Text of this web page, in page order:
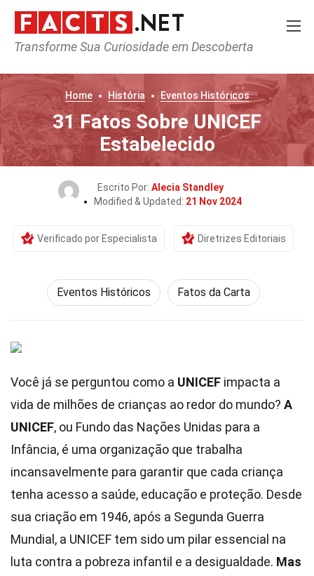
Transforme Sua Curiosidade em Descoberta
Home História Eventos Históricos
31 Fatos Sobre UNICEF
Estabelecido
Escrito Por: Alecia Standley
Modified & Updated: 21 Nov 2024
Verificado por Especialista Diretrizes Editoriais
Eventos Históricos Fatos da Carta
Você já se perguntou como a UNICEF impacta a
vida de milhões de crianças ao redor do mundo? A
UNICEF, ou Fundo das Nações Unidas para a
Infância, é uma organização que trabalha
incansavelmente para garantir que cada criança
tenha acesso a saúde, educação e proteção. Desde
sua criação em 1946, após a Segunda Guerra
Mundial, a UNICEF tem sido um pilar essencial na
luta contra a pobreza infantil e a desigualdade. Mas